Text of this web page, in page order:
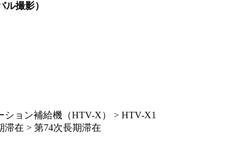
撮影）
ション補給機（HTV-X） > HTV-X1
在 > 第74次長期滞在